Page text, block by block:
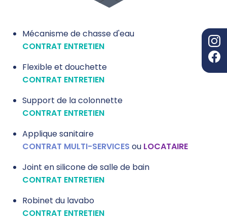
Mécanisme de chasse d'eau
CONTRAT ENTRETIEN
Flexible et douchette
CONTRAT ENTRETIEN
Support de la colonnette
CONTRAT ENTRETIEN
Applique sanitaire
CONTRAT MULTI-SERVICES ou LOCATAIRE
Joint en silicone de salle de bain
CONTRAT ENTRETIEN
Robinet du lavabo
CONTRAT ENTRETIEN